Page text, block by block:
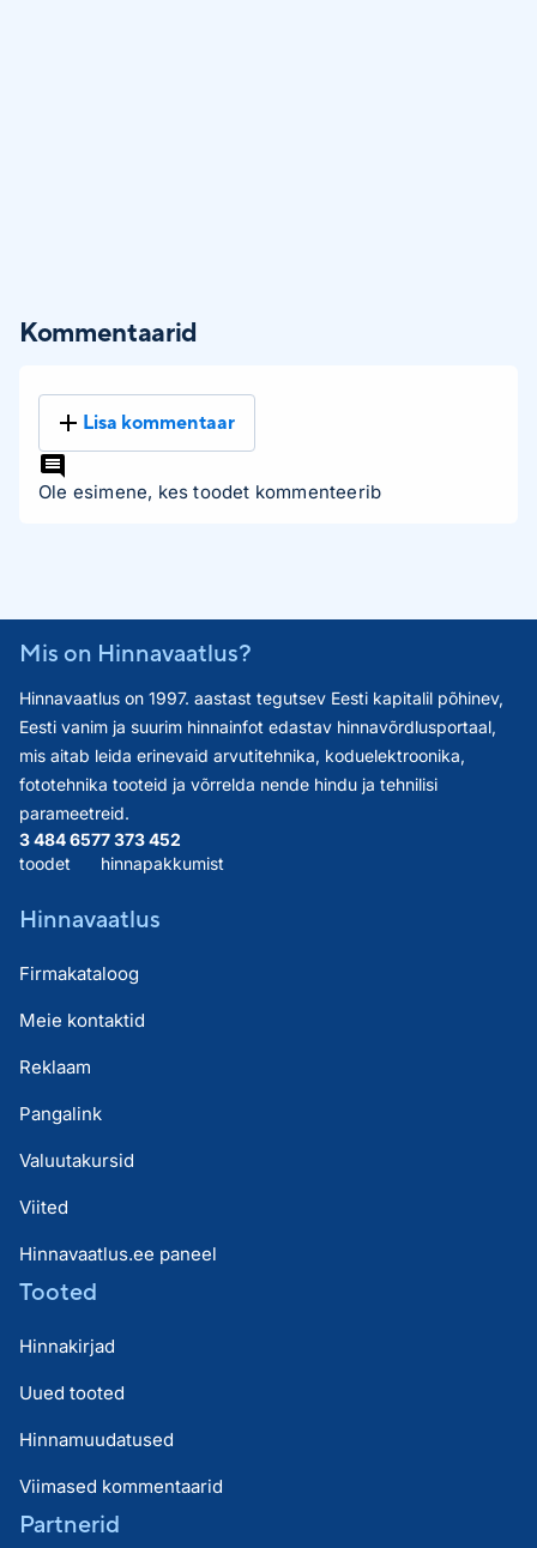
Kommentaarid
Lisa kommentaar
Ole esimene, kes toodet kommenteerib
Mis on Hinnavaatlus?
Hinnavaatlus on 1997. aastast tegutsev Eesti kapitalil põhinev,
Eesti vanim ja suurim hinnainfot edastav hinnavõrdlusportaal,
mis aitab leida erinevaid arvutitehnika, koduelektroonika,
fototehnika tooteid ja võrrelda nende hindu ja tehnilisi
parameetreid.
3 484 657
toodet
7 373 452
hinnapakkumist
Hinnavaatlus
Firmakataloog
Meie kontaktid
Reklaam
Pangalink
Valuutakursid
Viited
Hinnavaatlus.ee paneel
Tooted
Hinnakirjad
Uued tooted
Hinnamuudatused
Viimased kommentaarid
Partnerid